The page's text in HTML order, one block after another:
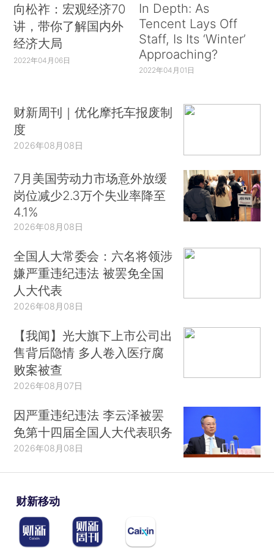
向松祚：宏观经济70
讲，带你了解国内外
经济大局
2022年04月06日
In Depth: As
Tencent Lays Off
Staff, Is Its ‘Winter’
Approaching?
2022年04月01日
财新周刊｜优化摩托车报废制
度
2026年08月08日
7月美国劳动力市场意外放缓
岗位减少2.3万个失业率降至
4.1%
2026年08月08日
全国人大常委会：六名将领涉
嫌严重违纪违法 被罢免全国
人大代表
2026年08月08日
【我闻】光大旗下上市公司出
售背后隐情 多人卷入医疗腐
败案被查
2026年08月07日
因严重违纪违法 李云泽被罢
免第十四届全国人大代表职务
2026年08月08日
财新移动